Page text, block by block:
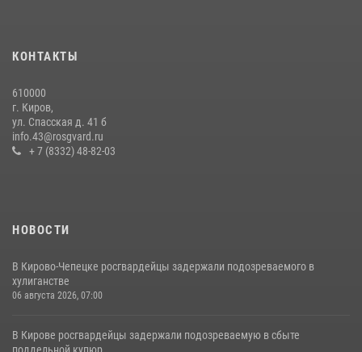
Кировские росгвардейцы задержали неоднократно судимую
гражданку, подозреваемую в краже
21 июля 2026, 08:20
КОНТАКТЫ
610000
г. Киров,
ул. Спасская д. 41 б
info.43@rosgvard.ru
+ 7 (8332) 48-82-03
НОВОСТИ
В Кирово-Чепецке росгвардейцы задержали подозреваемого в
хулиганстве
06 августа 2026, 07:00
В Кирове росгвардейцы задержали подозреваемую в сбыте
поддельной купюр...